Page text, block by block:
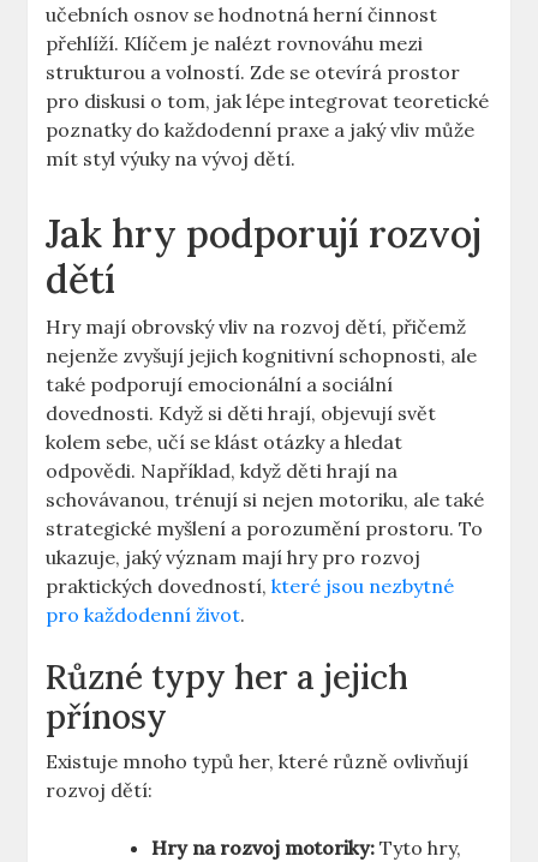
učebních osnov se hodnotná herní činnost
přehlíží. Klíčem je nalézt rovnováhu mezi
strukturou a volností. Zde se otevírá prostor
pro diskusi o tom, jak lépe integrovat teoretické
poznatky do každodenní praxe a jaký vliv může
mít styl výuky na vývoj dětí.
Jak hry podporují rozvoj
dětí
Hry mají obrovský vliv na rozvoj dětí, přičemž
nejenže zvyšují jejich kognitivní schopnosti, ale
také podporují emocionální a sociální
dovednosti. Když si děti hrají, objevují svět
kolem sebe, učí se klást otázky a hledat
odpovědi. Například, když děti hrají na
schovávanou, trénují si nejen motoriku, ale také
strategické myšlení a porozumění prostoru. To
ukazuje, jaký význam mají hry pro rozvoj
praktických dovedností,které jsou nezbytné
pro každodenní život.
Různé typy her a jejich
přínosy
Existuje mnoho typů her, které různě ovlivňují
rozvoj dětí:
Hry na rozvoj motoriky: Tyto hry,